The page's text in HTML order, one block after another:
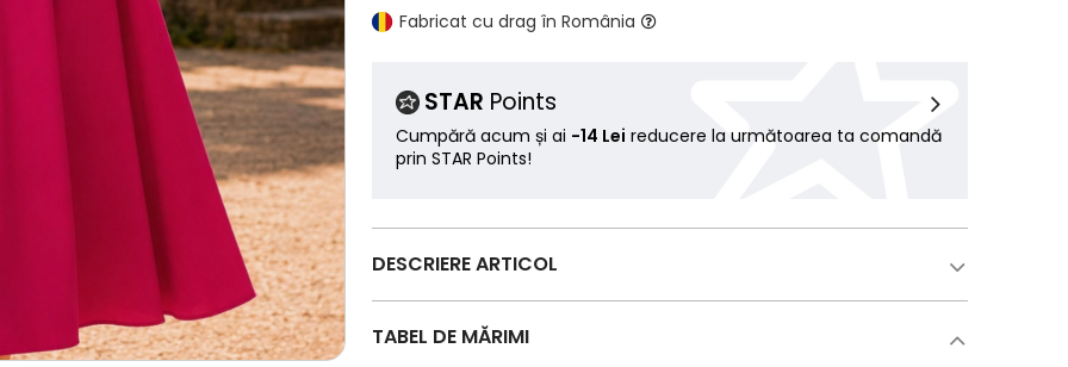
Fabricat cu drag în România
STAR Points
Cumpără acum și ai -14 Lei reducere la următoarea ta comandă
prin STAR Points!
DESCRIERE ARTICOL
TABEL DE MĂRIMI